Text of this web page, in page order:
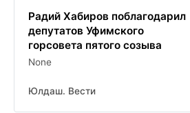
Радий Хабиров поблагодарил
депутатов Уфимского
горсовета пятого созыва
None
Юлдаш. Вести